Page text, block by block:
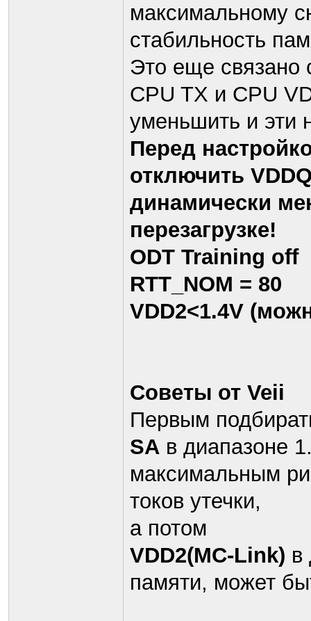
максимальному
стабильность
Это еще связано
CPU TX и CPU
уменьшить и эти
Перед
отключить
динамически
перезагрузке!
ODT Training off
RTT_NOM = 80
VDD2<1.4V
Советы от Veii
Первым
SA в диапазоне
максимальным
токов утечки,
а потом
VDD2(MC-Link) в
памяти, может